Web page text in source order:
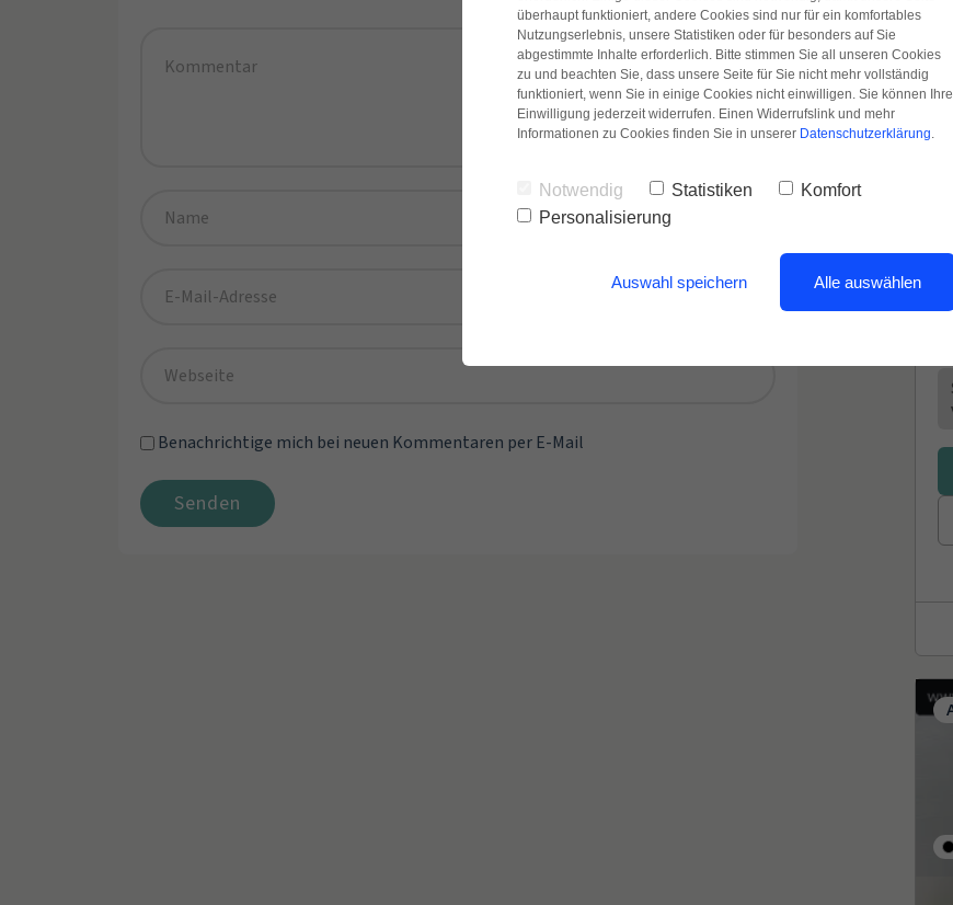
Benachrichtige mich bei neuen Kommentaren per E-Mail
Senden
überhaupt funktioniert, andere Cookies sind nur für ein komfortables
Nutzungserlebnis, unsere Statistiken oder für besonders auf Sie
abgestimmte Inhalte erforderlich. Bitte stimmen Sie all unseren Cookies
zu und beachten Sie, dass unsere Seite für Sie nicht mehr vollständig
funktioniert, wenn Sie in einige Cookies nicht einwilligen. Sie können Ihre
Einwilligung jederzeit widerrufen. Einen Widerrufslink und mehr
Informationen zu Cookies finden Sie in unserer Datenschutzerklärung.
Notwendig Statistiken
Komfort
Personalisierung
Auswahl speichern Alle auswählen